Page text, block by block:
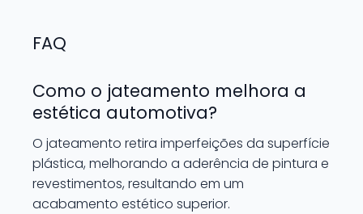
FAQ
Como o jateamento melhora a
estética automotiva?
O jateamento retira imperfeições da superfície
plástica, melhorando a aderência de pintura e
revestimentos, resultando em um
acabamento estético superior.